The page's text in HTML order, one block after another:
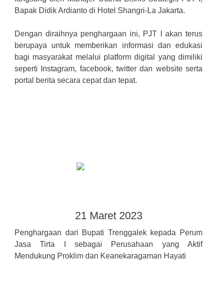
Bapak Didik Ardianto di Hotel Shangri-La Jakarta.
Dengan diraihnya penghargaan ini, PJT I akan terus
berupaya untuk memberikan informasi dan edukasi
bagi masyarakat melalui platform digital yang dimiliki
seperti Instagram, facebook, twitter dan website serta
portal berita secara cepat dan tepat.
21 Maret 2023
Penghargaan dari Bupati Trenggalek kepada Perum
Jasa Tirta I sebagai Perusahaan yang Aktif
Mendukung Proklim dan Keanekaragaman Hayati